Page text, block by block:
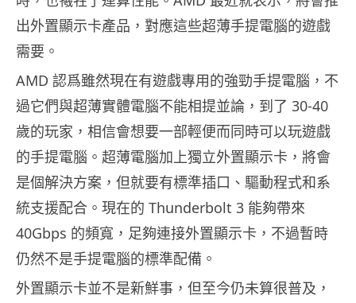
出外置顯示卡產品，對應這些超薄手提電腦的遊戲
需要。
AMD 認爲雖然現在有遊戲專用的強勁手提電腦，不
過它們與超薄實體電腦不能相提並論，到了 30-40
歲的玩家，相信會想要一部輕便而同時可以玩遊戲
的手提電腦。超薄電腦加上獨立外置顯示卡，將會
是個解決方案，但就要有標準插口、驅動程式和系
統支援配合。現在的 Thunderbolt 3 能夠帶來
40Gbps 的頻寬，足夠連接外置顯示卡，不過暫時
仍然不是手提電腦的標準配備。
外置顯示卡並不是新鮮事，但至今仍未算很普及，